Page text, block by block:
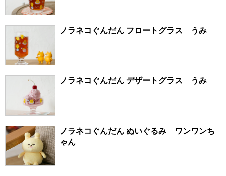
ノラネコぐんだん フロートグラス うみ
ノラネコぐんだん デザートグラス うみ
ノラネコぐんだん ぬいぐるみ ワンワンち
ゃん